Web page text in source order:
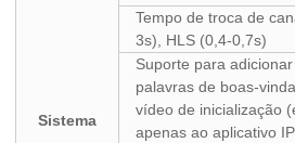
Sistema
Tempo de troca de
3s), HLS (0,4-0,7s)
Suporte para
palavras de boas-
vídeo de inicialização
apenas ao aplicativo